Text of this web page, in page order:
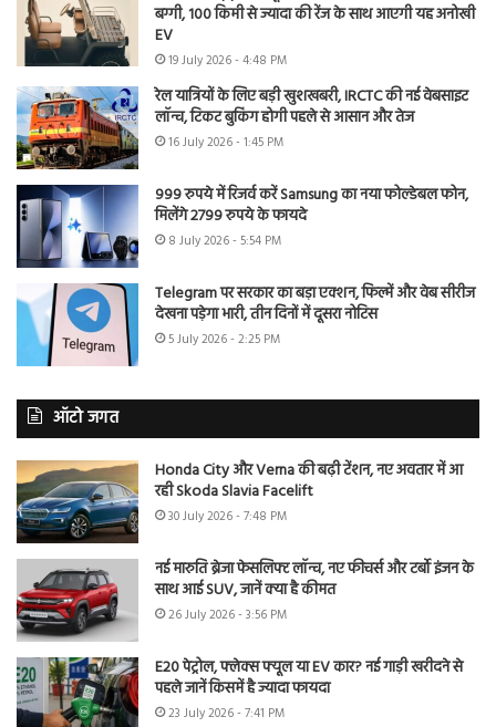
बग्गी, 100 किमी से ज्यादा की रेंज के साथ आएगी यह अनोखी
EV
19 July 2026 - 4:48 PM
रेल यात्रियों के लिए बड़ी खुशखबरी, IRCTC की नई वेबसाइट
लॉन्च, टिकट बुकिंग होगी पहले से आसान और तेज
16 July 2026 - 1:45 PM
999 रुपये में रिजर्व करें Samsung का नया फोल्डेबल फोन,
मिलेंगे 2799 रुपये के फायदे
8 July 2026 - 5:54 PM
Telegram पर सरकार का बड़ा एक्शन, फिल्में और वेब सीरीज
देखना पड़ेगा भारी, तीन दिनों में दूसरा नोटिस
5 July 2026 - 2:25 PM
ऑटो जगत
Honda City और Verna की बढ़ी टेंशन, नए अवतार में आ
रही Skoda Slavia Facelift
30 July 2026 - 7:48 PM
नई मारुति ब्रेजा फेसलिफ्ट लॉन्च, नए फीचर्स और टर्बो इंजन के
साथ आई SUV, जानें क्या है कीमत
26 July 2026 - 3:56 PM
E20 पेट्रोल, फ्लेक्स फ्यूल या EV कार? नई गाड़ी खरीदने से
पहले जानें किसमें है ज्यादा फायदा
23 July 2026 - 7:41 PM